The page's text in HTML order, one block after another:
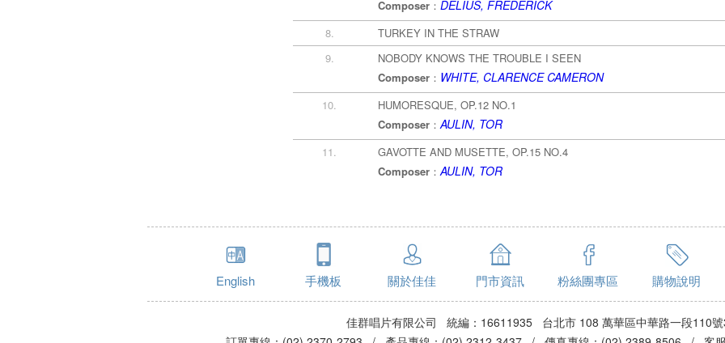
Composer ： DELIUS, FREDERICK
8.
TURKEY IN THE STRAW
9.
NOBODY KNOWS THE TROUBLE I SEEN
Composer ： WHITE, CLARENCE CAMERON
10.
HUMORESQUE, OP.12 NO.1
Composer ：AULIN, TOR
11.
GAVOTTE AND MUSETTE, OP.15 NO.4
Composer ：AULIN, TOR
English 手機板 關於佳佳 門市資訊 粉絲團專區 購物說明
佳群唱片有限公司 統編：16611935 台北市 108 萬華區中華路一段110